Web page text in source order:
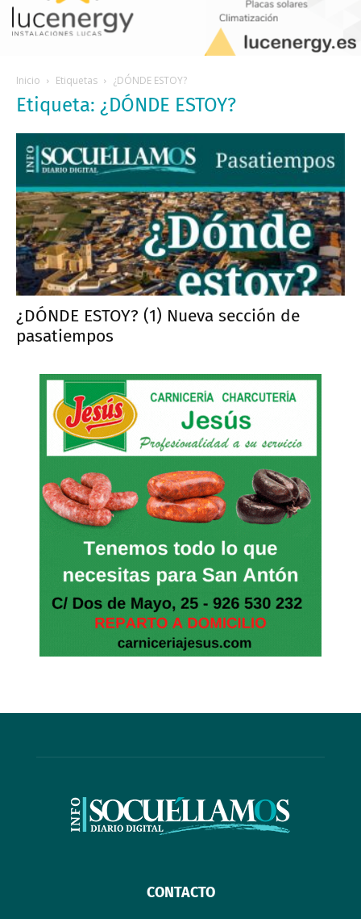
Inicio Etiquetas ¿DÓNDE ESTOY?
Etiqueta: ¿DÓNDE ESTOY?
¿DÓNDE ESTOY? (1) Nueva sección de
pasatiempos
CONTACTO